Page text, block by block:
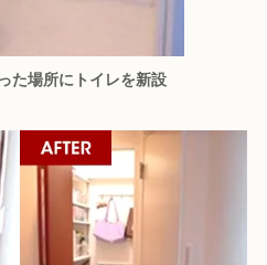
た場所にトイレを新設